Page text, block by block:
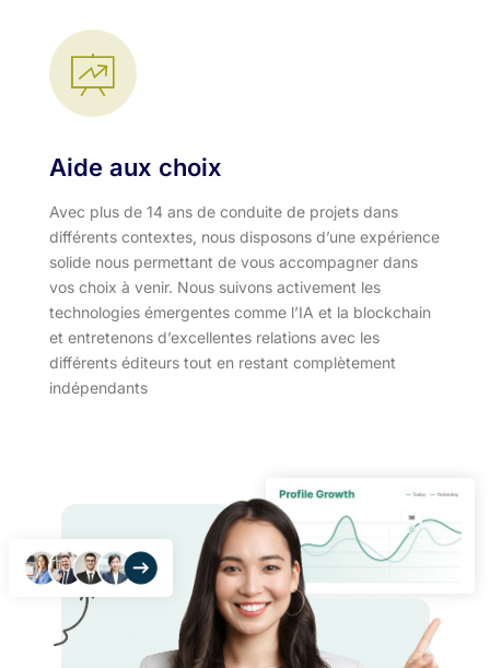
Aide aux choix
Avec plus de 14 ans de conduite de projets dans
différents contextes, nous disposons d’une expérience
solide nous permettant de vous accompagner dans
vos choix à venir. Nous suivons activement les
technologies émergentes comme l’IA et la blockchain
et entretenons d’excellentes relations avec les
différents éditeurs tout en restant complètement
indépendants